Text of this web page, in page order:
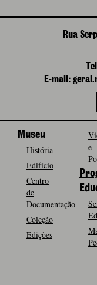
Rua
E-mail:
Museu
História
Edifício
Centro
de
Documentação
Coleção
Edições
e